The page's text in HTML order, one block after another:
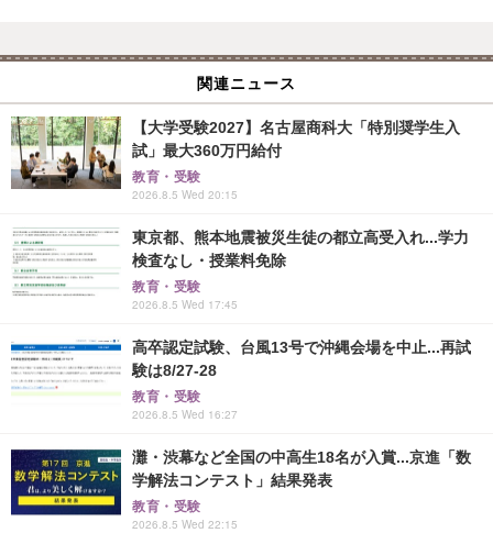
関連ニュース
【大学受験2027】名古屋商科大「特別奨学生入
試」最大360万円給付
教育・受験
2026.8.5 Wed 20:15
東京都、熊本地震被災生徒の都立高受入れ...学力
検査なし・授業料免除
教育・受験
2026.8.5 Wed 17:45
高卒認定試験、台風13号で沖縄会場を中止...再試
験は8/27-28
教育・受験
2026.8.5 Wed 16:27
灘・渋幕など全国の中高生18名が入賞...京進「数
学解法コンテスト」結果発表
教育・受験
2026.8.5 Wed 22:15